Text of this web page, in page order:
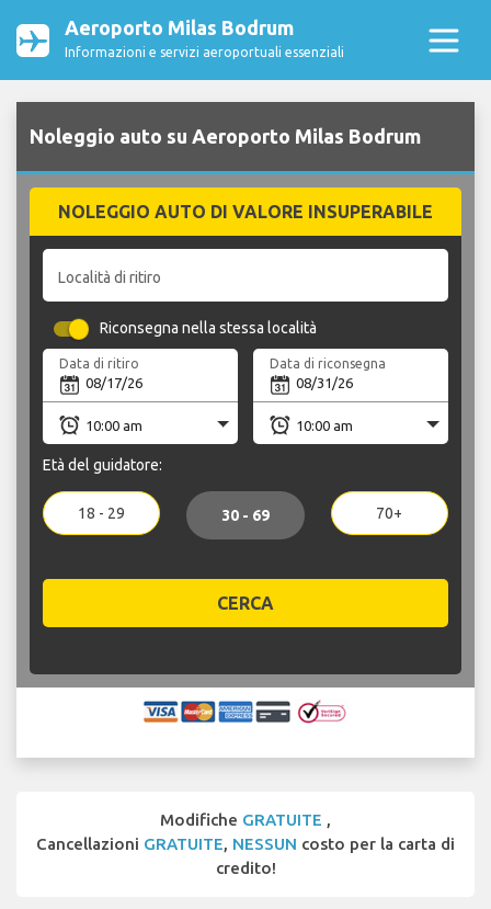
Aeroporto Milas Bodrum
Informazioni e servizi aeroportuali essenziali
Noleggio auto su Aeroporto Milas Bodrum
NOLEGGIO AUTO DI VALORE INSUPERABILE
Località di ritiro
Riconsegna nella stessa località
Data di ritiro Data di riconsegna
Età del guidatore:
18 - 29 30 - 69 70+
CERCA
Modifiche GRATUITE ,
Cancellazioni GRATUITE, NESSUN costo per la carta di
credito!